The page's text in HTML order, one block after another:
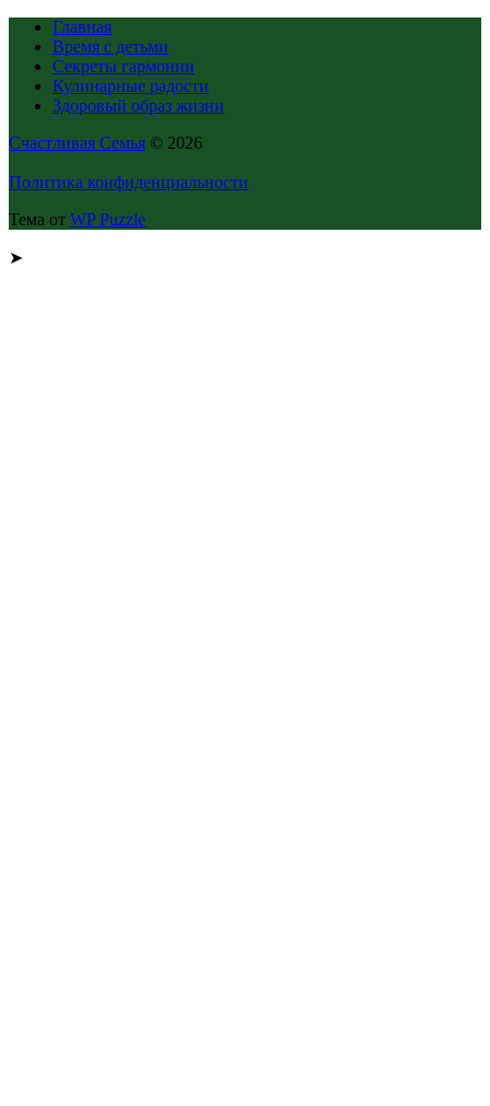
Главная
Время с детьми
Секреты гармонии
Кулинарные радости
Здоровый образ жизни
Счастливая Семья © 2026
Политика конфиденциальности
Тема от WP Puzzle
➤